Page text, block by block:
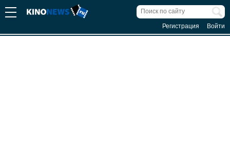
Регистрация Войти